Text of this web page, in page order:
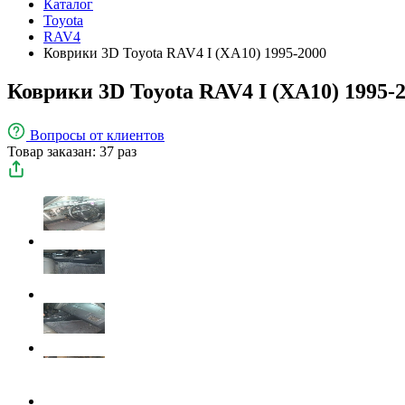
Каталог
Toyota
RAV4
Коврики 3D Toyota RAV4 I (XA10) 1995-2000
Коврики 3D Toyota RAV4 I (XA10) 1995-
Вопросы от клиентов
Товар заказан: 37 раз